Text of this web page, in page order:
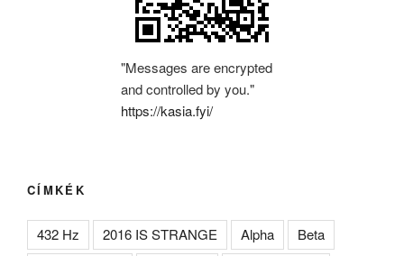
"Messages are encrypted
and controlled by you."
https://kasia.fyi/
CÍMKÉK
432 Hz 2016 IS STRANGE Alpha
Beta